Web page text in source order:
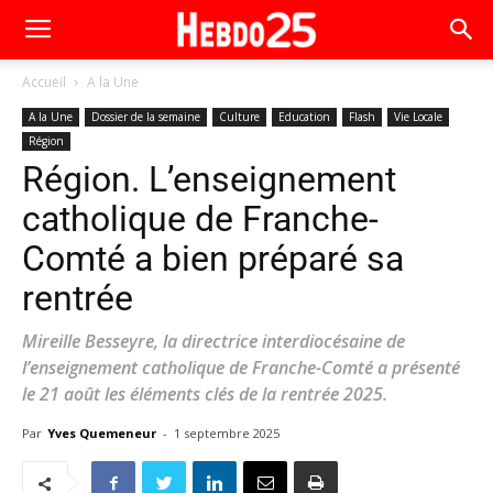
Accueil A la Une
A la Une Dossier de la semaine Culture Education Flash
Vie Locale
Région
Région. L’enseignement
catholique de Franche-
Comté a bien préparé sa
rentrée
Mireille Besseyre, la directrice interdiocésaine de
l’enseignement catholique de Franche-Comté a présenté
le 21 août les éléments clés de la rentrée 2025.
Par Yves Quemeneur - 1 septembre 2025